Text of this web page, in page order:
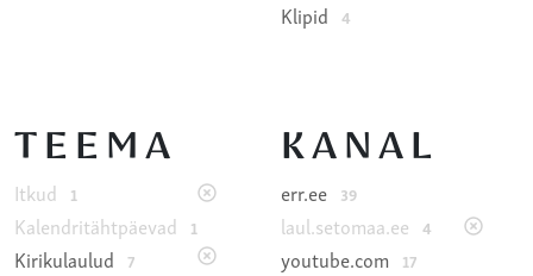
Klipid 4
TEEMA
Itkud 1
Kalendritähtpäevad 1
Kirikulaulud 7
KANAL
err.ee 39
laul.setomaa.ee 4
youtube.com 17